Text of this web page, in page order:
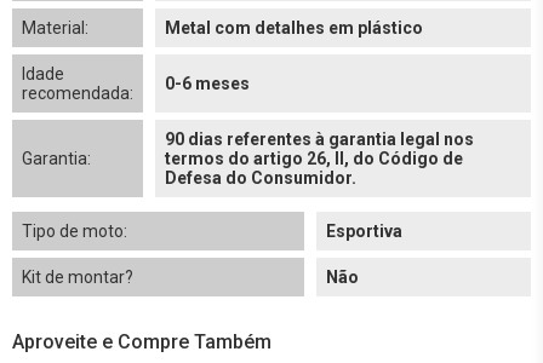
Material: Metal com detalhes em plástico
Idade
recomendada:
0-6 meses
Garantia:
90 dias referentes à garantia legal nos
termos do artigo 26, II, do Código de
Defesa do Consumidor.
Tipo de moto: Esportiva
Kit de montar? Não
Aproveite e Compre Também